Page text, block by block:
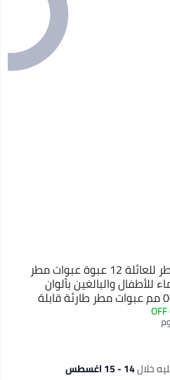
SYOSI عبوات المطر للعائلة 12 عبوة عبوات مطر
للأطفال والبالغين بألوان
متنوعة سمك 003 مم عبوات مطر طارئة قابلة
للسفر العائلي والتخييم
خلال14 - 15 اغسطس